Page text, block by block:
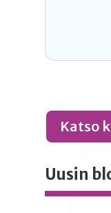
Katso
Uusin